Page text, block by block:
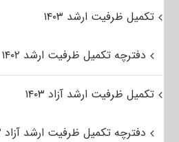
تکمیل ظرفیت ارشد ۱۴۰۳
دفترچه تکمیل ظرفیت ارشد ۱۴۰۲
تکمیل ظرفیت ارشد آزاد ۱۴۰۳
دفترچه تکمیل ظرفیت ارشد آزاد ۱۴۰۲